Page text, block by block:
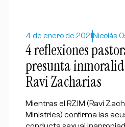
4 de enero de 2021 Nicolás
4 reflexiones
presunta
Ravi Zacharias
Mientras el RZIM (Ravi
Ministries) confirma las